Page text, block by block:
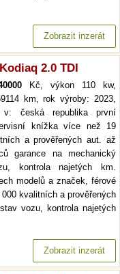
Zobrazit inzerát
2.0 TDI
Kč, výkon 110 kw,
km, rok výroby: 2023,
v: česká republika první
knížka více než 19
a prověřených aut. až
garance na mechanický
kontrola najetých km.
modelů a značek, férové
kvalitních a prověřených
vozu, kontrola najetých
Zobrazit inzerát